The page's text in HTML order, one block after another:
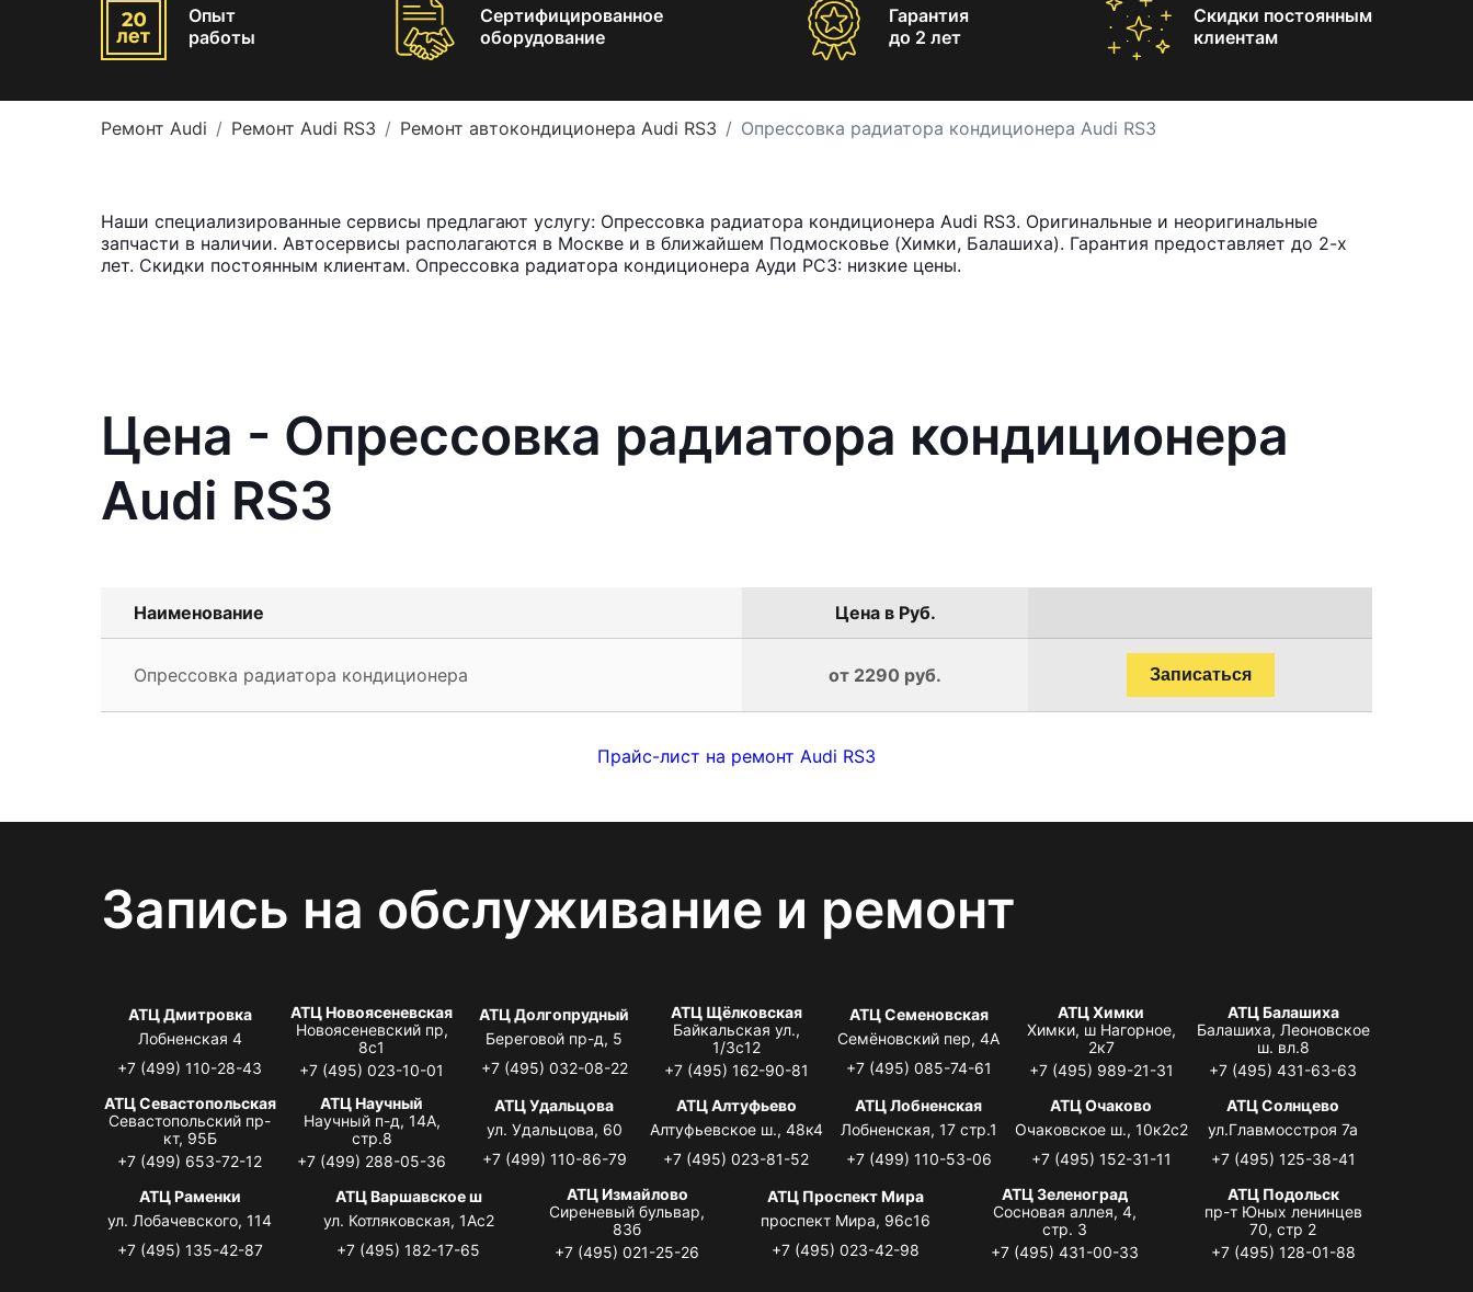
Опыт
работы
Сертифицированное
оборудование
Гарантия
до 2 лет
Скидки постоянным
клиентам
Ремонт Audi Ремонт Audi RS3 Ремонт автокондиционера Audi RS3 Опрессовка радиатора кондиционера Audi RS3
Наши специализированные сервисы предлагают услугу: Опрессовка радиатора кондиционера Audi RS3. Оригинальные и неоригинальные
запчасти в наличии. Автосервисы располагаются в Москве и в ближайшем Подмосковье (Химки, Балашиха). Гарантия предоставляет до 2-х
лет. Скидки постоянным клиентам. Опрессовка радиатора кондиционера Ауди РС3: низкие цены.
Цена - Опрессовка радиатора кондиционера
Audi RS3
Наименование Цена в Руб.
Опрессовка радиатора кондиционера от 2290 руб. Записаться
Прайс-лист на ремонт Audi RS3
Запись на обслуживание и ремонт
АТЦ Дмитровка
Лобненская 4
+7 (499) 110-28-43
АТЦ Новоясеневская
Новоясеневский пр,
8с1
+7 (495) 023-10-01
АТЦ Долгопрудный
Береговой пр-д, 5
+7 (495) 032-08-22
АТЦ Щёлковская
Байкальская ул.,
1/3с12
+7 (495) 162-90-81
АТЦ Семеновская
Семёновский пер, 4А
+7 (495) 085-74-61
АТЦ Химки
Химки, ш Нагорное,
2к7
+7 (495) 989-21-31
АТЦ Балашиха
Балашиха, Леоновское
ш. вл.8
+7 (495) 431-63-63
АТЦ Севастопольская
Севастопольский пр-
кт, 95Б
+7 (499) 653-72-12
АТЦ Научный
Научный п-д, 14А,
стр.8
+7 (499) 288-05-36
АТЦ Удальцова
ул. Удальцова, 60
+7 (499) 110-86-79
АТЦ Алтуфьево
Алтуфьевское ш., 48к4
+7 (495) 023-81-52
АТЦ Лобненская
Лобненская, 17 стр.1
+7 (499) 110-53-06
АТЦ Очаково
Очаковское ш., 10к2с2
+7 (495) 152-31-11
АТЦ Солнцево
ул.Главмосстроя 7а
+7 (495) 125-38-41
АТЦ Раменки
ул. Лобачевского, 114
+7 (495) 135-42-87
АТЦ Варшавское ш
ул. Котляковская, 1Ас2
+7 (495) 182-17-65
АТЦ Измайлово
Сиреневый бульвар,
83б
+7 (495) 021-25-26
АТЦ Проспект Мира
проспект Мира, 96с16
+7 (495) 023-42-98
АТЦ Зеленоград
Сосновая аллея, 4,
стр. 3
+7 (495) 431-00-33
АТЦ Подольск
пр-т Юных ленинцев
70, стр 2
+7 (495) 128-01-88